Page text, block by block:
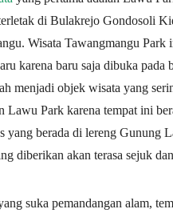
di Bulakrejo Gondosoli
Wisata Tawangmangu Park
karena baru saja dibuka pada
menjadi objek wisata yang
Lawu Park karena tempat ini
yang berada di lereng Gunung
diberikan akan terasa sejuk
suka pemandangan alam,